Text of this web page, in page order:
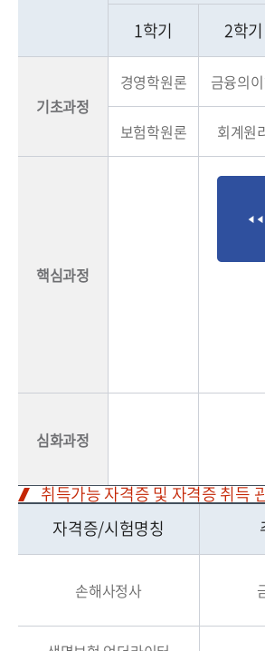
1학기 2학기
기초과정
경영학원론 금융의
보험학원론 회계원
핵심과정
심화과정
취득가능 자격증 및 자격증 취득
자격증/시험명칭
손해사정사